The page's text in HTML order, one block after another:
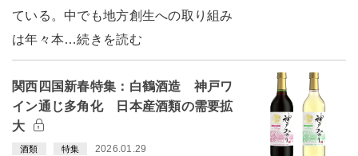
ている。中でも地方創生への取り組み
は年々本…続きを読む
関西四国新春特集：白鶴酒造 神戸ワ
イン通じ多角化 日本産酒類の需要拡
大
酒類 特集 2026.01.29